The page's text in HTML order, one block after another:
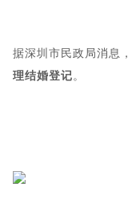
据深圳市民政局消息，
理结婚登记。